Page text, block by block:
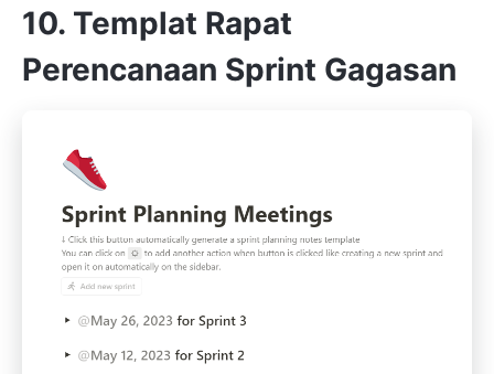
10. Templat Rapat
Perencanaan Sprint Gagasan